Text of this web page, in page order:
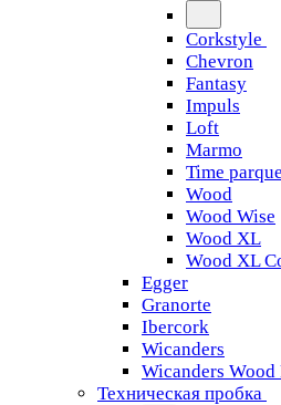
Corkstyle
Chevron
Fantasy
Impuls
Loft
Marmo
Time
Wood
Wood Wise
Wood XL
Wood XL
Egger
Granorte
Ibercork
Wicanders
Wicanders Wood
Техническая пробка